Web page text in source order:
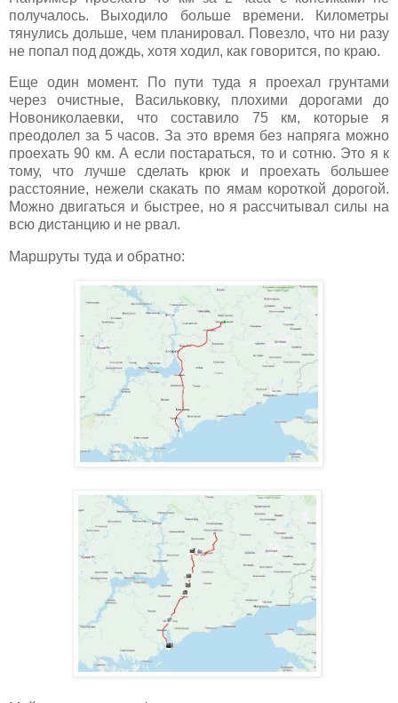
получалось. Выходило больше времени. Километры
тянулись дольше, чем планировал. Повезло, что ни разу
не попал под дождь, хотя ходил, как говорится, по краю.
Еще один момент. По пути туда я проехал грунтами
через очистные, Васильковку, плохими дорогами до
Новониколаевки, что составило 75 км, которые я
преодолел за 5 часов. За это время без напряга можно
проехать 90 км. А если постараться, то и сотню. Это я к
тому, что лучше сделать крюк и проехать большее
расстояние, нежели скакать по ямам короткой дорогой.
Можно двигаться и быстрее, но я рассчитывал силы на
всю дистанцию и не рвал.
Маршруты туда и обратно: